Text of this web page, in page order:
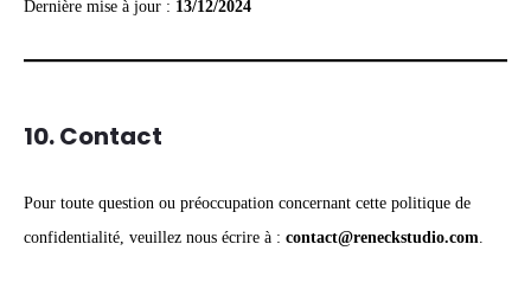
Dernière mise à jour : 13/12/2024
10. Contact
Pour toute question ou préoccupation concernant cette politique de
confidentialité, veuillez nous écrire à : contact@reneckstudio.com.